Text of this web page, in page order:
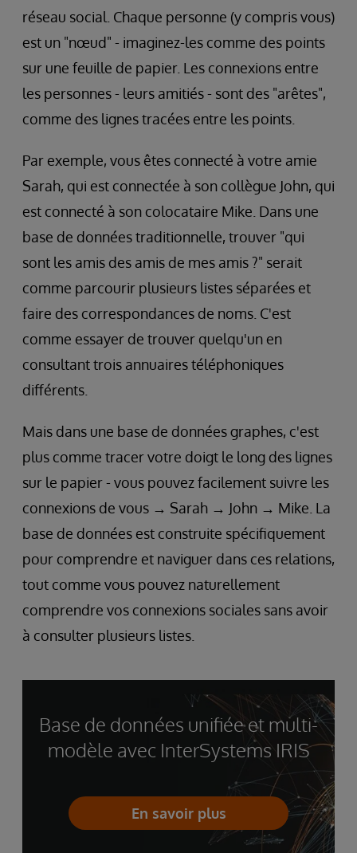
réseau social. Chaque personne (y compris vous)
est un "nœud" - imaginez-les comme des points
sur une feuille de papier. Les connexions entre
les personnes - leurs amitiés - sont des "arêtes",
comme des lignes tracées entre les points.
Par exemple, vous êtes connecté à votre amie
Sarah, qui est connectée à son collègue John, qui
est connecté à son colocataire Mike. Dans une
base de données traditionnelle, trouver "qui
sont les amis des amis de mes amis ?" serait
comme parcourir plusieurs listes séparées et
faire des correspondances de noms. C'est
comme essayer de trouver quelqu'un en
consultant trois annuaires téléphoniques
différents.
Mais dans une base de données graphes, c'est
plus comme tracer votre doigt le long des lignes
sur le papier - vous pouvez facilement suivre les
connexions de vous → Sarah → John → Mike. La
base de données est construite spécifiquement
pour comprendre et naviguer dans ces relations,
tout comme vous pouvez naturellement
comprendre vos connexions sociales sans avoir
à consulter plusieurs listes.
Base de données unifiée et multi-
modèle avec InterSystems IRIS
En savoir plus